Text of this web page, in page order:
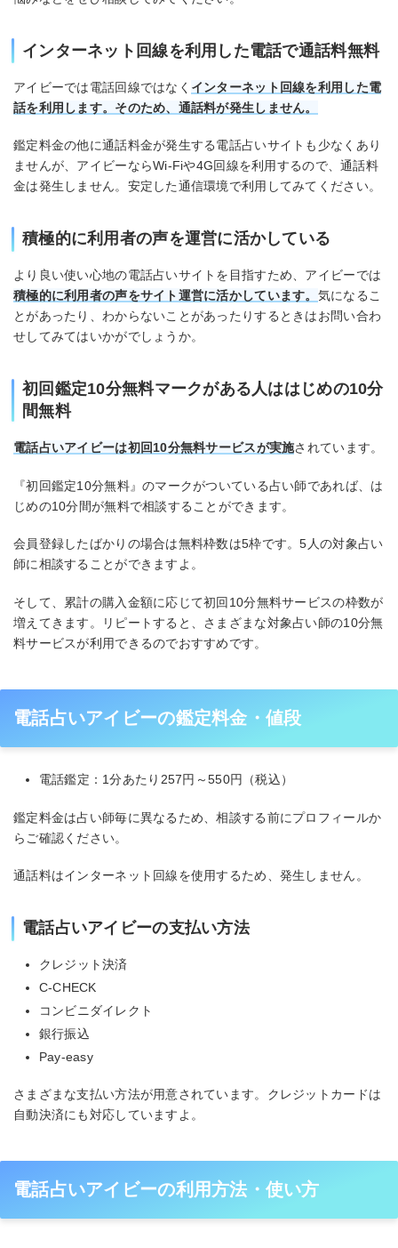
インターネット回線を利用した電話で通話料無料
アイビーでは電話回線ではなく インターネット回線を利用した電
話を利用します。そのため、通話料が発生しません。
鑑定料金の他に通話料金が発生する電話占いサイトも少なくあり
ませんが、アイビーならWi-Fiや4G回線を利用するので、通話料
金は発生しません。安定した通信環境で利用してみてください。
積極的に利用者の声を運営に活かしている
より良い使い心地の電話占いサイトを目指すため、アイビーでは
積極的に利用者の声をサイト運営に活かしています。 気になるこ
とがあったり、わからないことがあったりするときはお問い合わ
せしてみてはいかがでしょうか。
初回鑑定10分無料マークがある人ははじめの10分
間無料
電話占いアイビーは初回10分無料サービスが実施されています。
『初回鑑定10分無料』のマークがついている占い師であれば、は
じめの10分間が無料で相談することができます。
会員登録したばかりの場合は無料枠数は5枠です。5人の対象占い
師に相談することができますよ。
そして、累計の購入金額に応じて初回10分無料サービスの枠数が
増えてきます。リピートすると、さまざまな対象占い師の10分無
料サービスが利用できるのでおすすめです。
電話占いアイビーの鑑定料金・値段
電話鑑定：1分あたり257円～550円（税込）
鑑定料金は占い師毎に異なるため、相談する前にプロフィールか
らご確認ください。
通話料はインターネット回線を使用するため、発生しません。
電話占いアイビーの支払い方法
クレジット決済
C-CHECK
コンビニダイレクト
銀行振込
Pay-easy
さまざまな支払い方法が用意されています。クレジットカードは
自動決済にも対応していますよ。
電話占いアイビーの利用方法・使い方